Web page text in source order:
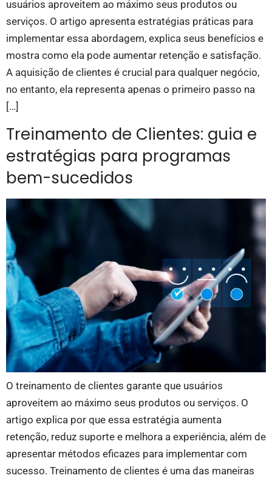
usuários aproveitem ao máximo seus produtos ou
serviços. O artigo apresenta estratégias práticas para
implementar essa abordagem, explica seus benefícios e
mostra como ela pode aumentar retenção e satisfação.
A aquisição de clientes é crucial para qualquer negócio,
no entanto, ela representa apenas o primeiro passo na
[…]
Treinamento de Clientes: guia e
estratégias para programas
bem-sucedidos
O treinamento de clientes garante que usuários
aproveitem ao máximo seus produtos ou serviços. O
artigo explica por que essa estratégia aumenta
retenção, reduz suporte e melhora a experiência, além de
apresentar métodos eficazes para implementar com
sucesso. Treinamento de clientes é uma das maneiras